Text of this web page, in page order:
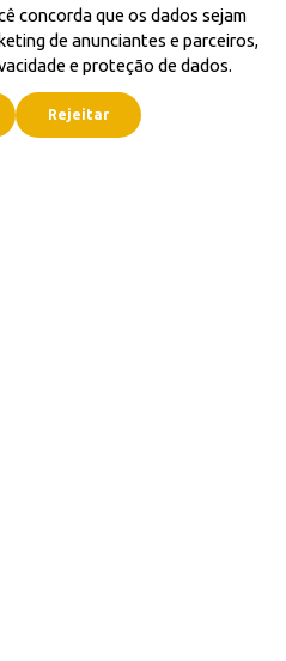
concorda que os dados sejam
de anunciantes e parceiros,
e proteção de dados.
Rejeitar